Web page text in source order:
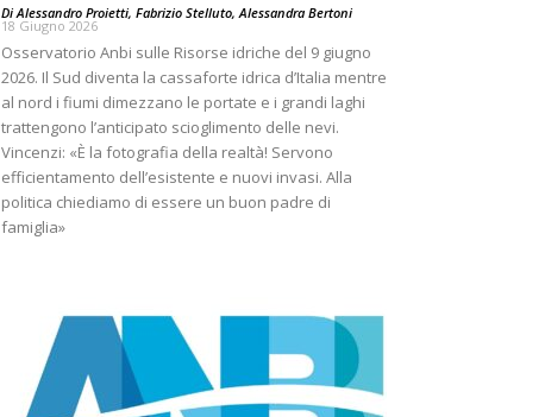
DiAlessandro Proietti, Fabrizio Stelluto, Alessandra Bertoni
18 Giugno 2026
Osservatorio Anbi sulle Risorse idriche del 9 giugno
2026. Il Sud diventa la cassaforte idrica d’Italia mentre
al nord i fiumi dimezzano le portate e i grandi laghi
trattengono l’anticipato scioglimento delle nevi.
Vincenzi: «È la fotografia della realtà! Servono
efficientamento dell’esistente e nuovi invasi. Alla
politica chiediamo di essere un buon padre di
famiglia»